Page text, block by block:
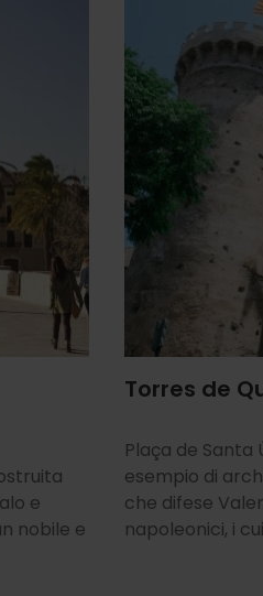
e
nobile e
Torres de
Plaça de Santa
esempio di
che difese
napoleonici, i